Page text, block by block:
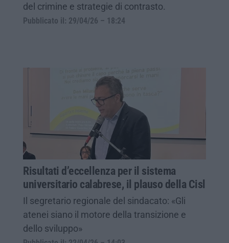
del crimine e strategie di contrasto.
Pubblicato il: 29/04/26 – 18:24
Risultati d’eccellenza per il sistema
universitario calabrese, il plauso della Cisl
Il segretario regionale del sindacato: «Gli
atenei siano il motore della transizione e
dello sviluppo»